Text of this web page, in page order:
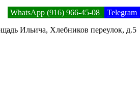
WhatsApp (916) 966-45-08 Telegram
Ильича, Хлебников переулок, д.5